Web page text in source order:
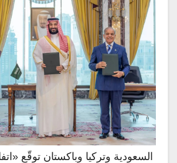
السعودية وتركيا وباكستان توقّع